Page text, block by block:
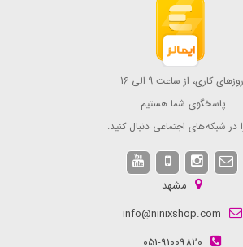
روزهای کاری، از ساعت 9 الی 16
پاسخگوی شما هستیم.
در شبکه های اجتماعی دنبال کنید.
مشهد
info@ninixshop.com
051-91009820